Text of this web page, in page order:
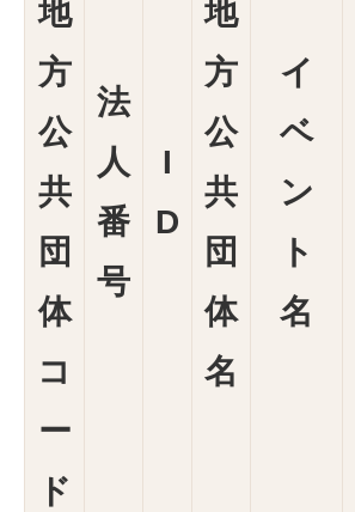
地
方
公
共
団
体
コ
ー
ド
法
人
番
号
I
D
地
方
公
共
団
体
名
イ
ベ
ン
ト
名